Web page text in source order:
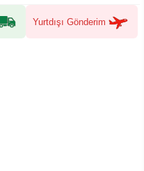
Yurtdışı Gönderim